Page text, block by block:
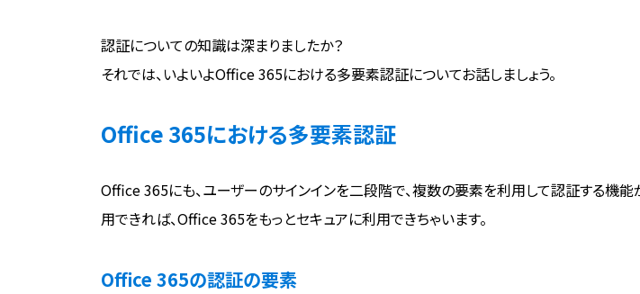
認証についての知識は深まりましたか？
それでは、いよいよOffice 365における多要素認証についてお話しましょう。
Office 365における多要素認証
Office 365にも、ユーザーのサインインを二段階で、複数の要素を利用して認証する機能
用できれば、Office 365をもっとセキュアに利用できちゃいます。
Office 365の認証の要素